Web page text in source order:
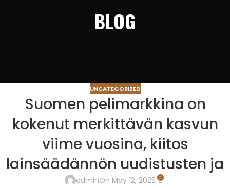
BLOG
UNCATEGORIZED
Suomen pelimarkkina on
kokenut merkittävän kasvun
viime vuosina, kiitos
lainsäädännön uudistusten ja
adminOn May 12, 2025 0